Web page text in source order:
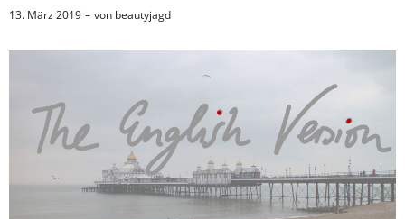
13. März 2019 von beautyjagd